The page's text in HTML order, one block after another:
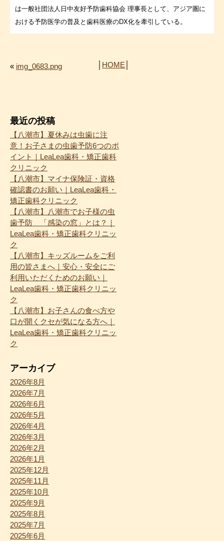
は一般社団法人日中友好予防歯科協会 理事長として、アジア圏に
おける予防医学の普及と歯科医療のDX化を牽引している。
« img_0683.png HOME
最近の投稿
【八潮市】夏休みは虫歯に注
意！お子さまの虫歯予防6つのポ
イント｜LeaLea歯科・矯正歯科
クリニック
【八潮市】マイナ保険証・資格
確認書のお願い｜LeaLea歯科・
矯正歯科クリニック
【八潮市】八潮市でお子様の虫
歯予防 「感染の窓」とは？｜
LeaLea歯科・矯正歯科クリニッ
ク
【八潮市】キッズルームをご利
用の皆さまへ｜安心・安全にご
利用いただくためのお願い｜
LeaLea歯科・矯正歯科クリニッ
ク
【八潮市】お子さんの食べ方や
口が開くクセが気になる方へ｜
LeaLea歯科・矯正歯科クリニッ
ク
アーカイブ
2026年8月
2026年7月
2026年6月
2026年5月
2026年4月
2026年3月
2026年2月
2026年1月
2025年12月
2025年11月
2025年10月
2025年9月
2025年8月
2025年7月
2025年6月